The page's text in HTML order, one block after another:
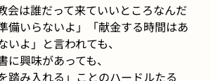
会は誰だって来ていいところなんだ
備いらないよ」「献金する時間はあ
いよ」と言われても、
興味があっても、
踏み入れる」ことのハードルたる